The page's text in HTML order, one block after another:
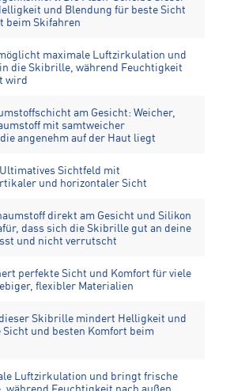
und Blendung für beste Sicht
beim Skifahren
maximale Luftzirkulation und
die Skibrille, während Feuchtigkeit
wird
am Gesicht: Weicher,
mit samtweicher
angenehm auf der Haut liegt
Sichtfeld mit
und horizontaler Sicht
direkt am Gesicht und Silikon
dass sich die Skibrille gut an deine
und nicht verrutscht
perfekte Sicht und Komfort für viele
flexibler Materialien
Skibrille mindert Helligkeit und
Sicht und besten Komfort beim
Luftzirkulation und bringt frische